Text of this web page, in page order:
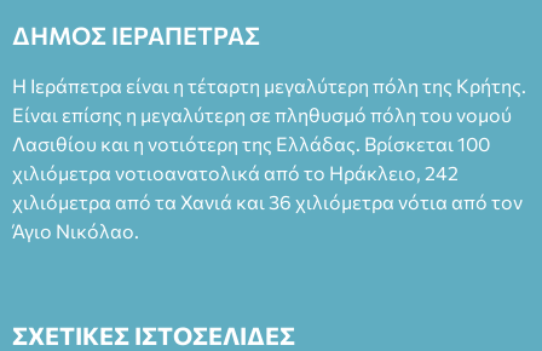
Φεδερίκο. Σκηνοθεσία: Βαγγέλης Θεοδωρόπουλος Είσοδος: :
άνω των 65 Προπώληση: Βιβλιοπωλείο Πάπυρος (Πλατεία
Πλαστήρα), E&G Mini market (Δημοκρατίας 39 Ιεράπετρα)
και στο more.com Χώρος: 3ο Γυμνάσιο Ιεράπετρας
(Είσοδος ΕΠΑ.Λ.) Έναρξη 21:15 Οργάνωση: ΚΝΩΣΟΣ
ΘΕΑΤΡΙΚΕΣ ΠΑΡΑΓΩΓΕΣ ΕΕ
ΔΗΜΟΣ ΙΕΡΑΠΕΤΡΑΣ
Η Ιεράπετρα είναι η τέταρτη μεγαλύτερη πόλη της Κρήτης.
Είναι επίσης η μεγαλύτερη σε πληθυσμό πόλη του νομού
Λασιθίου και η νοτιότερη της Ελλάδας. Βρίσκεται 100
χιλιόμετρα νοτιοανατολικά από το Ηράκλειο, 242
χιλιόμετρα από τα Χανιά και 36 χιλιόμετρα νότια από τον
Άγιο Νικόλαο.
ΣΧΕΤΙΚΕΣ ΙΣΤΟΣΕΛΙΔΕΣ